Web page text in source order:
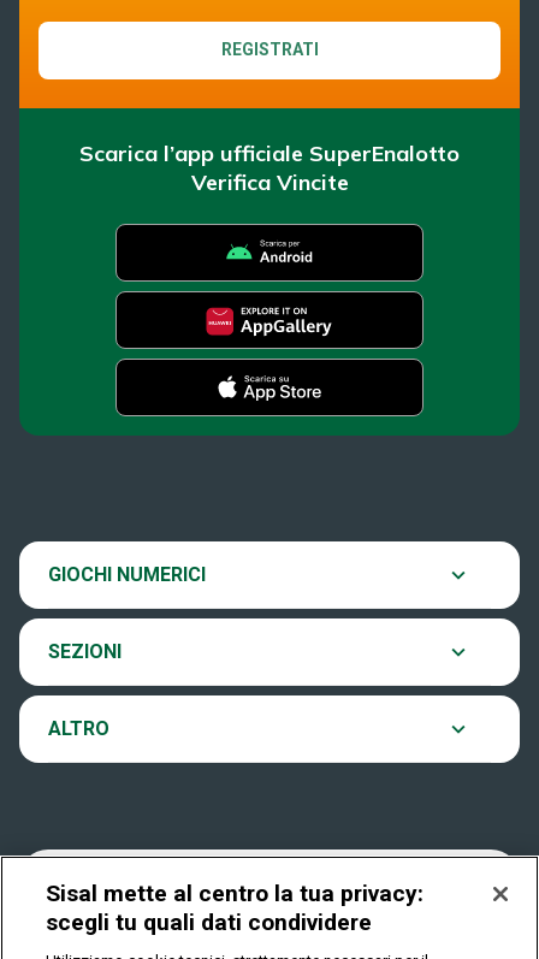
REGISTRATI
Scarica l’app ufficiale SuperEnalotto
Verifica Vincite
GIOCHI NUMERICI
SuperEnalotto
EuroJackpot
VinciCasa
Play Your Date
SEZIONI
Scopri il gioco
Ultima estrazione
Archivio estrazioni
FAQ
ALTRO
Contatti
Notifiche
Cookies
Sisal mette al centro la tua privacy:
scegli tu quali dati condividere